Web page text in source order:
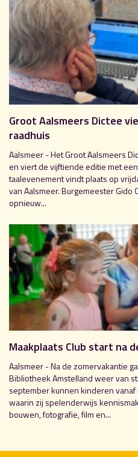
Groot Aalsmeers Dictee
raadhuis
Aalsmeer - Het Groot Aalsmeers
en viert de vijftiende editie met
taalevenement vindt plaats op
van Aalsmeer. Burgemeester Gido
opnieuw...
Maakplaats Club start na
Aalsmeer - Na de zomervakantie
Bibliotheek Amstelland weer van
september kunnen kinderen
waarin zij spelenderwijs
bouwen, fotografie, film en...